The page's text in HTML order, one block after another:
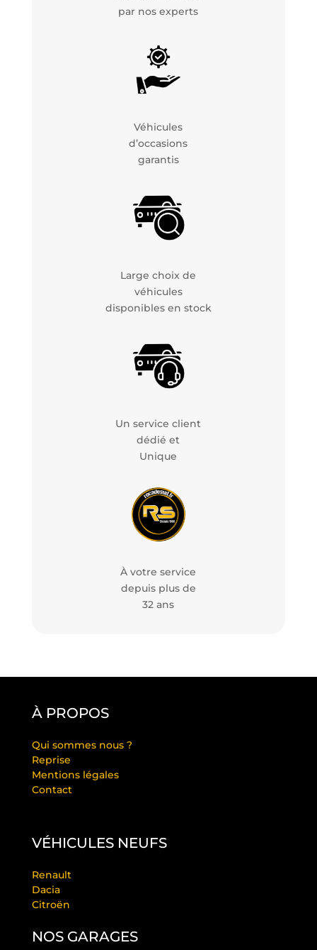
par nos experts
Véhicules
d’occasions
garantis
Large choix de
véhicules
disponibles en stock
Un service client
dédié et
Unique
À votre service
depuis plus de
32 ans
À PROPOS
Qui sommes nous ?
Reprise
Mentions légales
Contact
VÉHICULES NEUFS
Renault
Dacia
Citroën
NOS GARAGES